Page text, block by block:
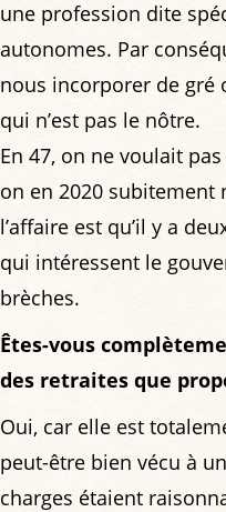
une profession dite
autonomes. Par
nous incorporer de gré
qui n’est pas le nôtre.
En 47, on ne voulait
on en 2020 subitement
l’affaire est qu’il y a
qui intéressent le
brèches.
Êtes-vous
des retraites que
Oui, car elle est
peut-être bien vécu à
charges étaient